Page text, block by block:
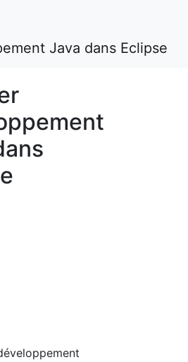
Java dans Eclipse